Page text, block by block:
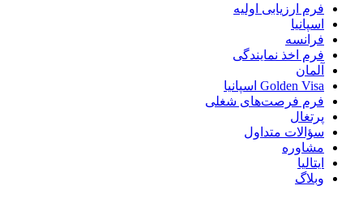
فرم ارزیابی اولیه
اسپانیا
فرانسه
فرم اخذ نمایندگی
آلمان
Golden Visa اسپانيا
فرم فرصت‌های شغلی
پرتغال
سؤالات متداول
مشاوره
ایتالیا
وبلاگ